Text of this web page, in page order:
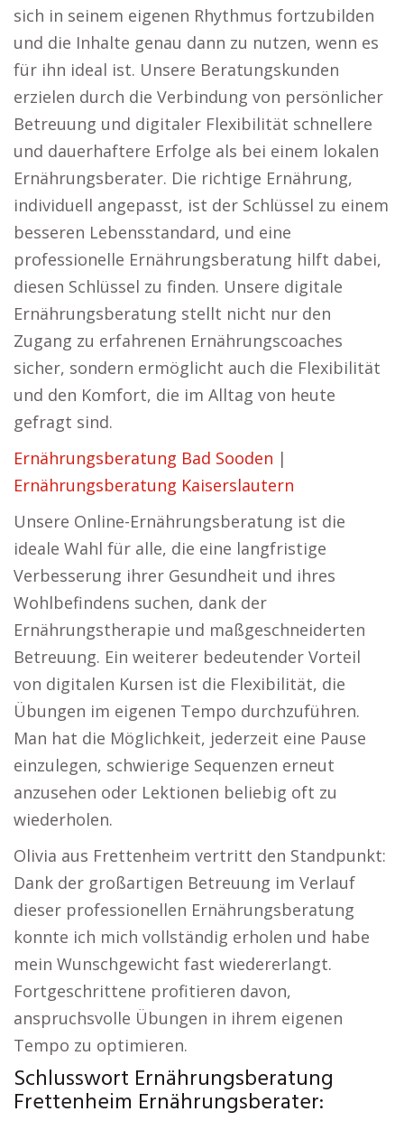
sich in seinem eigenen Rhythmus fortzubilden
und die Inhalte genau dann zu nutzen, wenn es
für ihn ideal ist. Unsere Beratungskunden
erzielen durch die Verbindung von persönlicher
Betreuung und digitaler Flexibilität schnellere
und dauerhaftere Erfolge als bei einem lokalen
Ernährungsberater. Die richtige Ernährung,
individuell angepasst, ist der Schlüssel zu einem
besseren Lebensstandard, und eine
professionelle Ernährungsberatung hilft dabei,
diesen Schlüssel zu finden. Unsere digitale
Ernährungsberatung stellt nicht nur den
Zugang zu erfahrenen Ernährungscoaches
sicher, sondern ermöglicht auch die Flexibilität
und den Komfort, die im Alltag von heute
gefragt sind.
Ernährungsberatung Bad Sooden |
Ernährungsberatung Kaiserslautern
Unsere Online-Ernährungsberatung ist die
ideale Wahl für alle, die eine langfristige
Verbesserung ihrer Gesundheit und ihres
Wohlbefindens suchen, dank der
Ernährungstherapie und maßgeschneiderten
Betreuung. Ein weiterer bedeutender Vorteil
von digitalen Kursen ist die Flexibilität, die
Übungen im eigenen Tempo durchzuführen.
Man hat die Möglichkeit, jederzeit eine Pause
einzulegen, schwierige Sequenzen erneut
anzusehen oder Lektionen beliebig oft zu
wiederholen.
Olivia aus Frettenheim vertritt den Standpunkt:
Dank der großartigen Betreuung im Verlauf
dieser professionellen Ernährungsberatung
konnte ich mich vollständig erholen und habe
mein Wunschgewicht fast wiedererlangt.
Fortgeschrittene profitieren davon,
anspruchsvolle Übungen in ihrem eigenen
Tempo zu optimieren.
Schlusswort Ernährungsberatung
Frettenheim Ernährungsberater: